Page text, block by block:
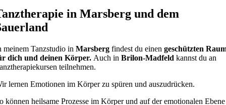
in Marsberg und dem
meinem Tanzstudio inMarsberg findest du einengeschützten
dich und deinen Körper. Auch inBrilon-Madfeld kannst du an
teilnehmen.
lernen Emotionen im Körper zu spüren und auszudrücken.
können heilsame Prozesse im Körper und auf der emotionalen Ebene